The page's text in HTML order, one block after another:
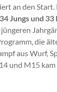
an den Start.
34 Jungs und
die
aus Wurf,
und M15